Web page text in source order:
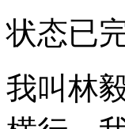
状态已
我叫林